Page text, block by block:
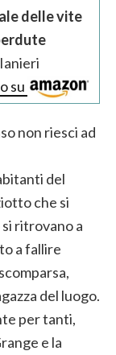
delle vite
Ianieri
su
non riesci ad
del
che si
ritrovano a
a fallire
del luogo.
per tanti,
e la